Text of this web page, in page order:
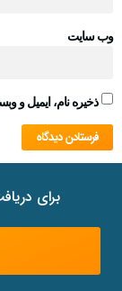
وب‌ سایت
ذخیره نام، ایمیل و
برای